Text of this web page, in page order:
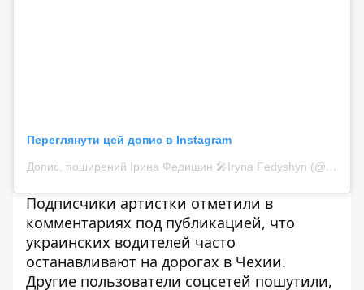
Переглянути цей допис в Instagram
Допис, поширений Ірина Федишин 🎤Iryna Fedyshyn (@irynafedyshyn)
Подписчики артистки отметили в
комментариях под публикацией, что
украинских водителей часто
останавливают на дорогах в Чехии.
Другие пользователи соцсетей пошутили,